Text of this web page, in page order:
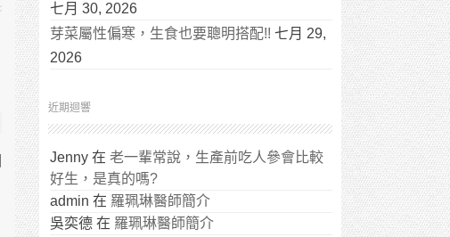
七月 30, 2026
芽菜屬性偏寒，生食也要聰明搭配!! 七月 29,
2026
近期迴響
Jenny 在 老一輩常說，生產前吃人參會比較
好生，是真的嗎?
admin 在 羅珮琳醫師簡介
吳奕德 在 羅珮琳醫師簡介